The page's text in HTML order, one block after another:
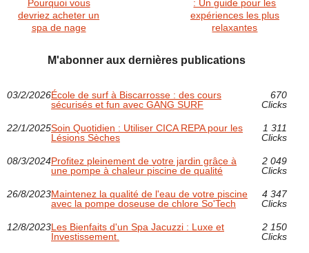
Pourquoi vous
devriez acheter un
spa de nage
: Un guide pour les
expériences les plus
relaxantes
M'abonner aux dernières publications
03/2/2026École de surf à Biscarrosse : des cours
sécurisés et fun avec GANG SURF
670
Clicks
22/1/2025Soin Quotidien : Utiliser CICA REPA pour les
Lésions Sèches
1 311
Clicks
08/3/2024Profitez pleinement de votre jardin grâce à
une pompe à chaleur piscine de qualité
2 049
Clicks
26/8/2023Maintenez la qualité de l'eau de votre piscine
avec la pompe doseuse de chlore So'Tech
4 347
Clicks
12/8/2023Les Bienfaits d'un Spa Jacuzzi : Luxe et
Investissement.
2 150
Clicks